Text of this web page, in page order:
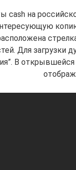
cash на
Для загрузки
В